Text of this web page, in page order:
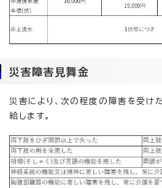
災害障害見舞金
災害により、次の程度の障害を受け
給します。